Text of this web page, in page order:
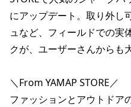
にアップデート。取り外し
ュなど、フィールドでの実
クが、ユーザーさんからも
＼From YAMAP STORE／
ファッションとアウトドア